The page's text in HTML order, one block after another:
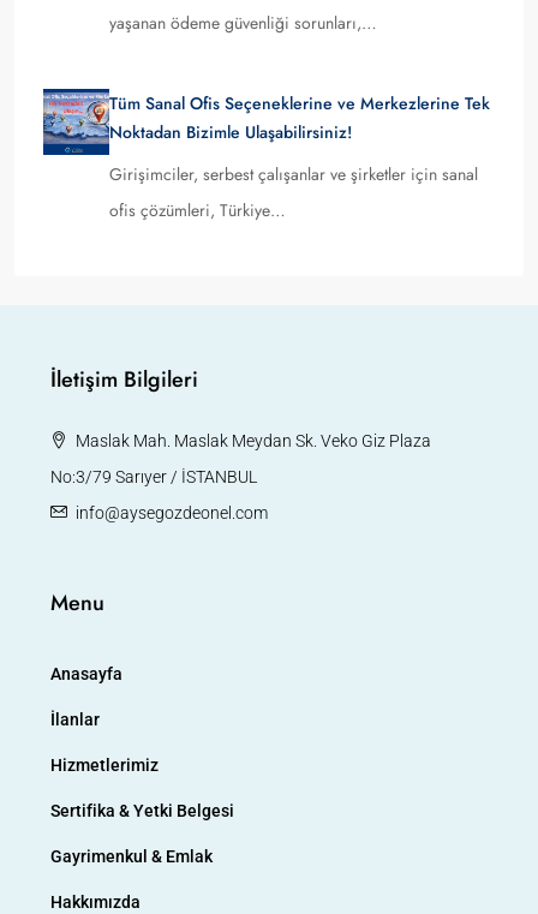
yaşanan ödeme güvenliği sorunları,…
Tüm Sanal Ofis Seçeneklerine ve Merkezlerine Tek
Noktadan Bizimle Ulaşabilirsiniz!
Girişimciler, serbest çalışanlar ve şirketler için sanal
ofis çözümleri, Türkiye…
İletişim Bilgileri
Maslak Mah. Maslak Meydan Sk. Veko Giz Plaza
No:3/79 Sarıyer / İSTANBUL
info@aysegozdeonel.com
Menu
Anasayfa
İlanlar
Hizmetlerimiz
Sertifika & Yetki Belgesi
Gayrimenkul & Emlak
Hakkımızda